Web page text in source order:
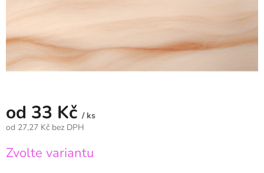
od 33 Kč / ks
od 27,27 Kč bez DPH
cena:
Zvolte variantu